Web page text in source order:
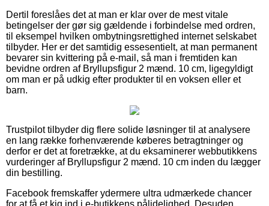
Dertil foreslåes det at man er klar over de mest vitale
betingelser der gør sig gældende i forbindelse med ordren,
til eksempel hvilken ombytningsrettighed internet selskabet
tilbyder. Her er det samtidig essesentielt, at man permanent
bevarer sin kvittering på e-mail, så man i fremtiden kan
bevidne ordren af Bryllupsfigur 2 mænd. 10 cm, ligegyldigt
om man er på udkig efter produkter til en voksen eller et
barn.
Trustpilot tilbyder dig flere solide løsninger til at analysere
en lang række forhenværende køberes betragtninger og
derfor er det at foretrække, at du eksaminerer webbutikkens
vurderinger af Bryllupsfigur 2 mænd. 10 cm inden du lægger
din bestilling.
Facebook fremskaffer ydermere ultra udmærkede chancer
for at få et kig ind i e-butikkens pålidelighed. Desuden